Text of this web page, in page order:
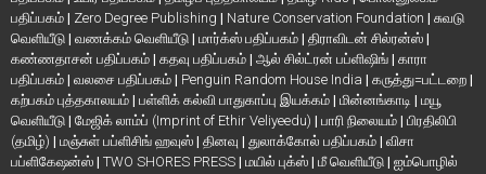
பதிப்பகம் | Zero Degree Publishing | Nature Conservation Foundation | சுவடு
வெளியீடு | வணக்கம் வெளியீடு | மார்க்ஸ் பதிப்பகம் | திராவிடன் சில்ரன்ஸ் |
கண்ணதாசன் பதிப்பகம் | கதவு பதிப்பகம் | ஆல் சில்ட்ரன் பப்ளிஷிங் | காரா
பதிப்பகம் | வலசை பதிப்பகம் | Penguin Random House India | கருத்து=பட்டறை |
கற்பகம் புத்தகாலயம் | பள்ளிக் கல்வி பாதுகாப்பு இயக்கம் | மின்னங்காடி | மயூ
வெளியீடு | மேஜிக் லாம்ப் (Imprint of Ethir Veliyeedu) | பாரி நிலையம் | பிரதிலிபி
(தமிழ்) | மஞ்சுள் பப்ளிசிங் ஹவுஸ் | தினவு | துலாக்கோல் பதிப்பகம் | விசா
பப்ளிகேஷன்ஸ் | TWO SHORES PRESS | மயில் புக்ஸ் | மீ வெளியீடு | ஐம்பொழில்